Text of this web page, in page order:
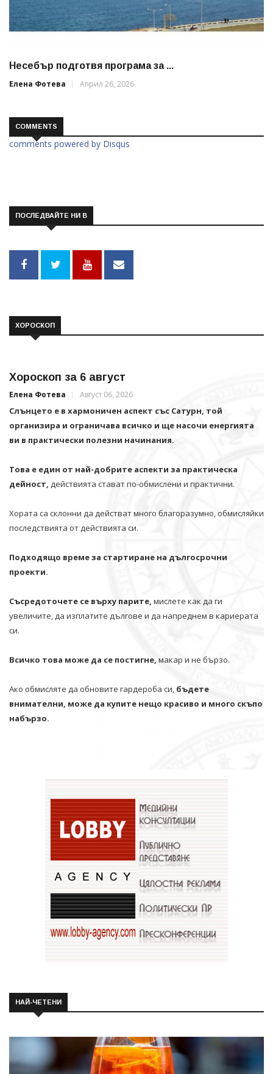
Несебър подготвя програма за ...
Елена Фотева
Април 26, 2026
COMMENTS
comments powered by Disqus
ПОСЛЕДВАЙТЕ НИ В
ХОРОСКОП
Хороскоп за 6 август
Елена Фотева Август 06, 2026
Слънцето е в хармоничен аспект със Сатурн, той
организира и ограничава всичко и щe насочи енергията
ви в практически полезни начинания.
Това е един от най-добрите аспекти за практическа
дейност, действията стават по-обмислени и практични.
Хората са склонни да действат много благоразумно, обмисляйки
последствията от действията си.
Подходящо време за стартиране на дългосрочни
проекти.
Съсредоточете се върху парите, мислете как да ги
увеличите, да изплатите дългове и да напреднем в кариерата
си.
Всичко това може да се постигне, макар и не бързо.
Ако обмисляте да обновите гардероба си, бъдете
внимателни, може да купите нещо красиво и много скъпо
набързо.
НАЙ-ЧЕТЕНИ